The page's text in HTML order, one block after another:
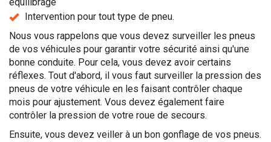
Intervention pour tout type de pneu.
Nous vous rappelons que vous devez surveiller les pneus
de vos véhicules pour garantir votre sécurité ainsi qu'une
bonne conduite. Pour cela, vous devez avoir certains
réflexes. Tout d'abord, il vous faut surveiller la pression des
pneus de votre véhicule en les faisant contrôler chaque
mois pour ajustement. Vous devez également faire
contrôler la pression de votre roue de secours.
Ensuite, vous devez veiller à un bon gonflage de vos pneus.